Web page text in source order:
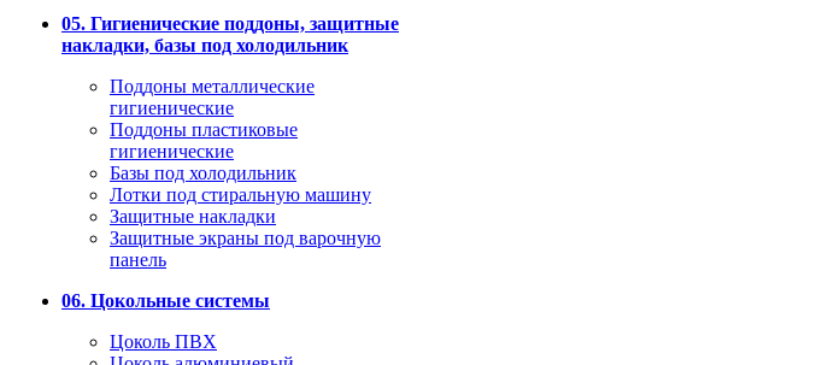
05. Гигиенические поддоны, защитные
накладки, базы под холодильник
Поддоны металлические
гигиенические
Поддоны пластиковые
гигиенические
Базы под холодильник
Лотки под стиральную машину
Защитные накладки
Защитные экраны под варочную
панель
06. Цокольные системы
Цоколь ПВХ